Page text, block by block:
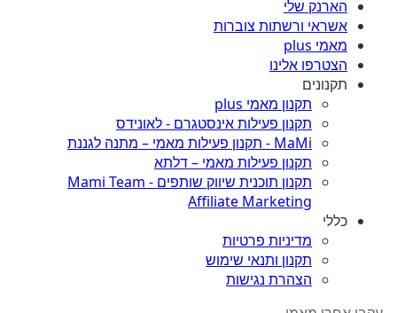
הארנק שלי
אשראי ורשתות צוברות
מאמי plus
הצטרפו אלינו
תקנונים
תקנון מאמי plus
תקנון פעילות אינסטגרם - לאונידס
MaMi - תקנון פעילות מאמי – מתנה לגננת
תקנון פעילות מאמי – דלתא
תקנון תוכנית שיווק שותפים - Mami Team
Affiliate Marketing
כללי
מדיניות פרטיות
תקנון ותנאי שימוש
הצהרת נגישות